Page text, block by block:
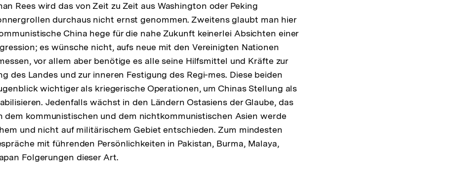
Rees wird das von Zeit zu Zeit aus Washington oder Peking
durchaus nicht ernst genommen. Zweitens glaubt man hier
China hege für die nahe Zukunft keinerlei Absichten einer
es wünsche nicht, aufs neue mit den Vereinigten Nationen
vor allem aber benötige es alle seine Hilfsmittel und Kräfte zur
des Landes und zur inneren Festigung des Regi-mes. Diese beiden
wichtiger als kriegerische Operationen, um Chinas Stellung als
Jedenfalls wächst in den Ländern Ostasiens der Glaube, das
dem kommunistischen und dem nichtkommunistischen Asien werde
und nicht auf militärischem Gebiet entschieden. Zum mindesten
mit führenden Persönlichkeiten in Pakistan, Burma, Malaya,
Folgerungen dieser Art.